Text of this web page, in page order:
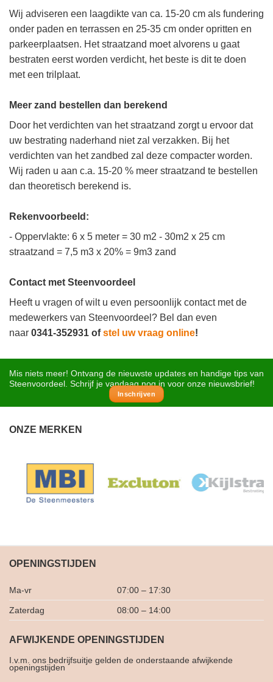
Wij adviseren een laagdikte van ca. 15-20 cm als fundering
onder paden en terrassen en 25-35 cm onder opritten en
parkeerplaatsen. Het straatzand moet alvorens u gaat
bestraten eerst worden verdicht, het beste is dit te doen
met een trilplaat.
Meer zand bestellen dan berekend
Door het verdichten van het straatzand zorgt u ervoor dat
uw bestrating naderhand niet zal verzakken. Bij het
verdichten van het zandbed zal deze compacter worden.
Wij raden u aan c.a. 15-20 % meer straatzand te bestellen
dan theoretisch berekend is.
Rekenvoorbeeld:
- Oppervlakte: 6 x 5 meter = 30 m2 - 30m2 x 25 cm
straatzand = 7,5 m3 x 20% = 9m3 zand
Contact met Steenvoordeel
Heeft u vragen of wilt u even persoonlijk contact met de
medewerkers van Steenvoordeel? Bel dan even
naar 0341-352931 ofstel uw vraag online!
Mis niets meer! Ontvang de nieuwste updates en handige tips van
Steenvoordeel. Schrijf je vandaag nog in voor onze nieuwsbrief!
Inschrijven
ONZE MERKEN
OPENINGSTIJDEN
Ma-vr 07:00 – 17:30
Zaterdag 08:00 – 14:00
AFWIJKENDE OPENINGSTIJDEN
I.v.m. ons bedrijfsuitje gelden de onderstaande afwijkende
openingstijden